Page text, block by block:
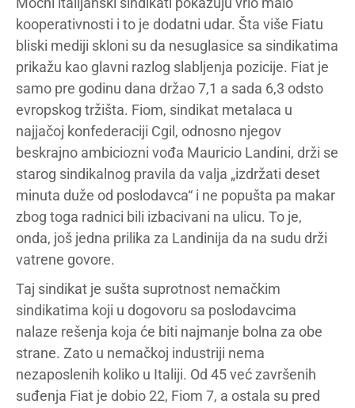
kooperativnosti i to je dodatni udar. Šta više Fiatu
bliski mediji skloni su da nesuglasice sa sindikatima
prikažu kao glavni razlog slabljenja pozicije. Fiat je
samo pre godinu dana držao 7,1 a sada 6,3 odsto
evropskog tržišta. Fiom, sindikat metalaca u
najjačoj konfederaciji Cgil, odnosno njegov
beskrajno ambiciozni vođa Mauricio Landini, drži se
starog sindikalnog pravila da valja „izdržati deset
minuta duže od poslodavca“ i ne popušta pa makar
zbog toga radnici bili izbacivani na ulicu. To je,
onda, još jedna prilika za Landinija da na sudu drži
vatrene govore.
Taj sindikat je sušta suprotnost nemačkim
sindikatima koji u dogovoru sa poslodavcima
nalaze rešenja koja će biti najmanje bolna za obe
strane. Zato u nemačkoj industriji nema
nezaposlenih koliko u Italiji. Od 45 već završenih
suđenja Fiat je dobio 22, Fiom 7, a ostala su pred